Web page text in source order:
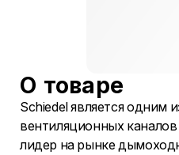
О товаре
Schiedel является одним
вентиляционных
лидер на рынке